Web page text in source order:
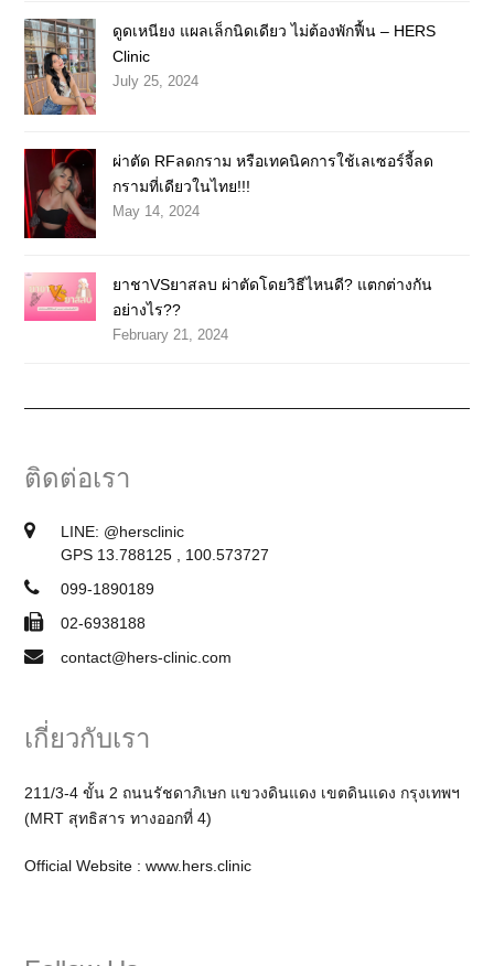
ดูดเหนียง แผลเล็กนิดเดียว ไม่ต้องพักฟื้น – HERS
Clinic
July 25, 2024
ผ่าตัด RFลดกราม หรือเทคนิคการใช้เลเซอร์จี้ลด
กรามที่เดียวในไทย!!!
May 14, 2024
ยาชาVSยาสลบ ผ่าตัดโดยวิธีไหนดี? แตกต่างกัน
อย่างไร??
February 21, 2024
ติดต่อเรา
LINE: @hersclinic
GPS 13.788125 , 100.573727
099-1890189
02-6938188
contact@hers-clinic.com
เกี่ยวกับเรา
211/3-4 ขั้น 2 ถนนรัชดาภิเษก แขวงดินแดง เขตดินแดง กรุงเทพฯ
(MRT สุทธิสาร ทางออกที่ 4)
Official Website :www.hers.clinic